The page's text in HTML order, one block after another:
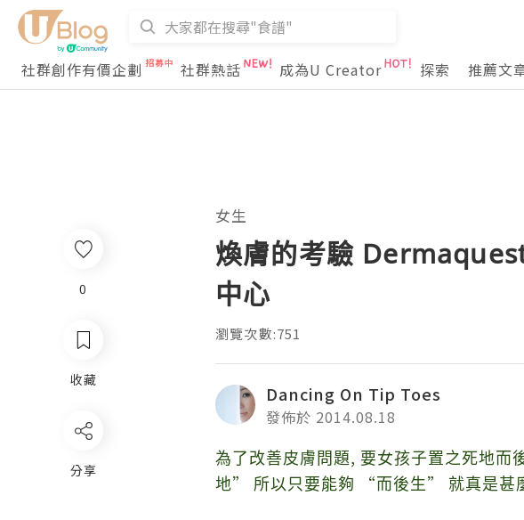
社群創作有價企劃
社群熱話 成為U Creator 探索 推薦文
0
收藏
分享
女生
煥膚的考驗
中心
瀏覽次數:751
Dancing On Tip Toes
發佈於 2014.08.18
為了改善皮膚問題, 要女孩子置之死地而
地” 所以只要能夠 “而後生” 就真是甚